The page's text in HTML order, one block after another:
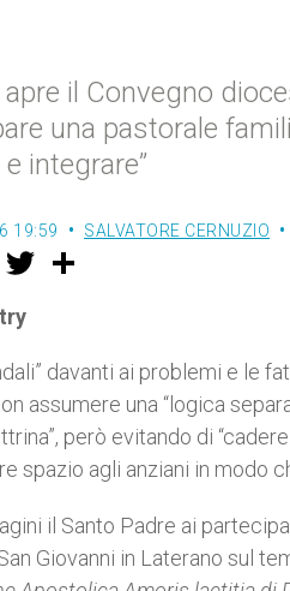
il Convegno
una pastorale
integrare”
19:59 SALVATORE CERNUZIO
F
a
k
w
r
davanti ai problemi e le
assumere una “logica
però evitando di
spazio agli anziani in modo
il Santo Padre ai
Giovanni in Laterano sul